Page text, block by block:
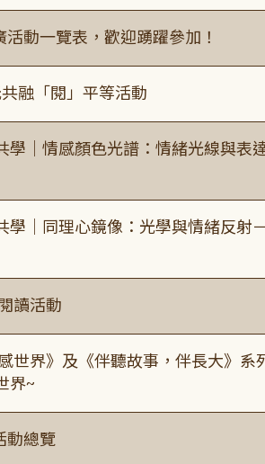
活動一覽表，歡迎踴躍參加！
共融「閱」平等活動
學｜情感顏色光譜：情緒光線與表
學｜同理心鏡像：光學與情緒反射
讀活動
世界》及《伴聽故事，伴長大》系
界~
動總覽